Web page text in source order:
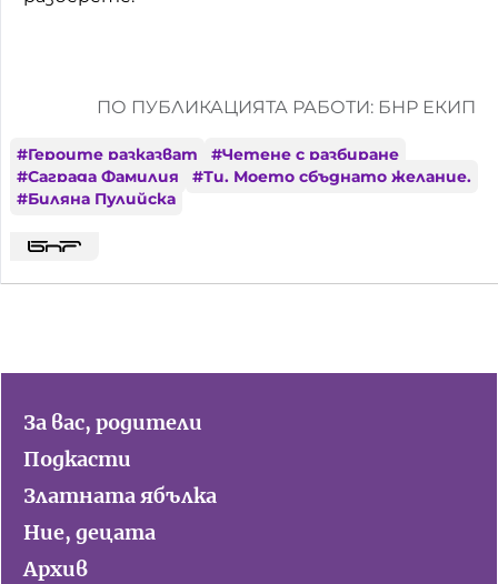
ПО ПУБЛИКАЦИЯТА РАБОТИ: БНР ЕКИП
#Героите разказват #Четене с разбиране
#Саграда Фамилия #Ти. Моето сбъднато желание.
#Биляна Пулийска
За вас, родители
Подкасти
Златната ябълка
Ние, децата
Архив